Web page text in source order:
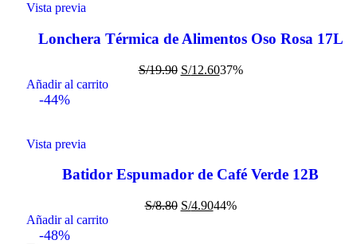
Vista previa
Lonchera Térmica de Alimentos Oso Rosa 17L
S/19.90 S/12.6037%
Añadir al carrito
-44%
Vista previa
Batidor Espumador de Café Verde 12B
S/8.80 S/4.9044%
Añadir al carrito
-48%